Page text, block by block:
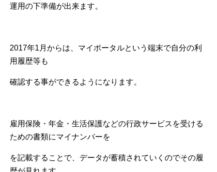
運用の下準備が出来ます。
2017年1月からは、マイポータルという端末で自分の利
用履歴等も
確認する事ができるようになります。
雇用保険・年金・生活保護などの行政サービスを受ける
ための書類にマイナンバーを
を記載することで、データが蓄積されていくのでその履